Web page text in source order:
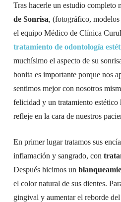
Tras hacerle un estudio completo
de Sonrisa, (fotográfico,
el equipo Médico de Clínica
tratamiento de odontología
muchísimo el aspecto de su
bonita es importante porque nos
sentimos mejor con nosotros
felicidad y un tratamiento estético
refleje en la cara de nuestros
En primer lugar tratamos sus
inflamación y sangrado, con
Después hicimos un
el color natural de sus dientes.
gingival y aumentar el reborde